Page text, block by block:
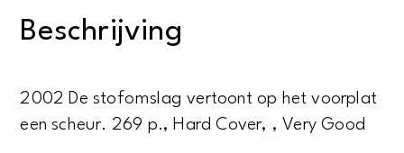
Beschrijving
2002 De stofomslag vertoont op het voorplat
een scheur. 269 p., Hard Cover, , Very Good